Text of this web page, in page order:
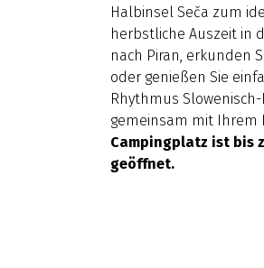
Halbinsel Seča zum
herbstliche Auszeit in
nach Piran, erkunden
oder genießen Sie
Rhythmus
gemeinsam mit Ihrem
Campingplatz ist bis
geöffnet.